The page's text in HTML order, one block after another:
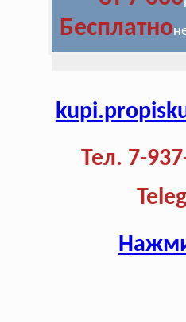
Бесплатно
Тел. 7-